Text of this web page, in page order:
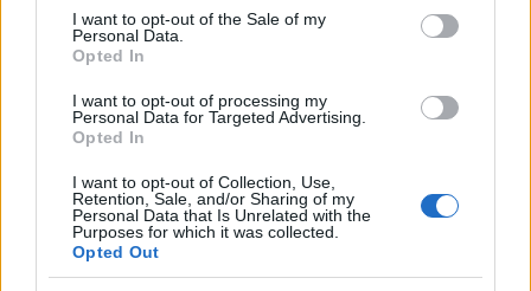
consent section.
I want to opt-out of the Sale of my
Personal Data.
Opted In
I want to opt-out of processing my
Personal Data for Targeted Advertising.
Opted In
I want to opt-out of Collection, Use,
Retention, Sale, and/or Sharing of my
Personal Data that Is Unrelated with the
Purposes for which it was collected.
Opted Out